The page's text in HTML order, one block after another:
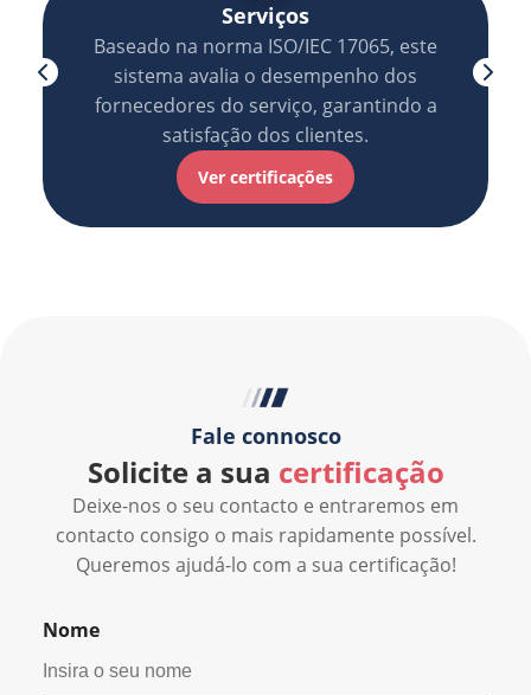
Serviços
Baseado na norma ISO/IEC 17065, este
sistema avalia o desempenho dos
fornecedores do serviço, garantindo a
satisfação dos clientes.
Ver certificações
Fale connosco
Solicite a sua certificação
Deixe-nos o seu contacto e entraremos em
contacto consigo o mais rapidamente possível.
Queremos ajudá-lo com a sua certificação!
Nome